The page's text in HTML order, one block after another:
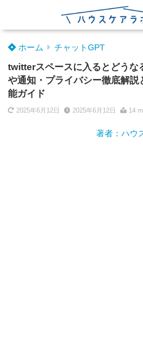
ホーム チャットGPT
twitterスペースに入るとどうな
や通知・プライバシー徹底解説
能ガイド
2025年6月12日 2025年6月12日 14
著者：ハウ